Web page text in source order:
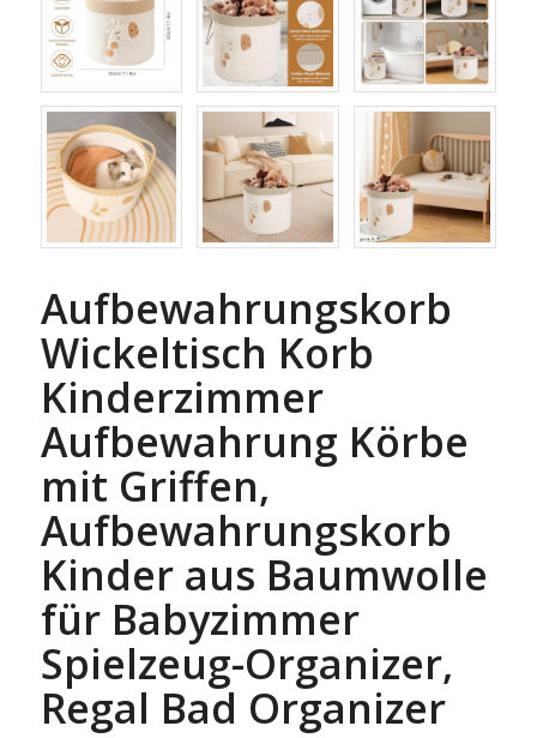
Aufbewahrungskorb
Wickeltisch Korb
Kinderzimmer
Aufbewahrung Körbe
mit Griffen,
Aufbewahrungskorb
Kinder aus Baumwolle
für Babyzimmer
Spielzeug-Organizer,
Regal Bad Organizer